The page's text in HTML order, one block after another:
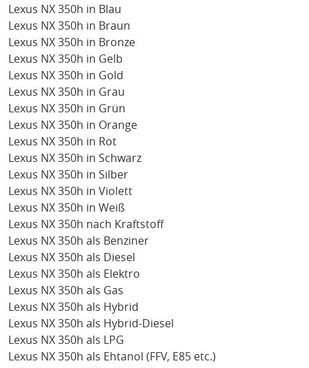
Lexus NX 350h in Blau
Lexus NX 350h in Braun
Lexus NX 350h in Bronze
Lexus NX 350h in Gelb
Lexus NX 350h in Gold
Lexus NX 350h in Grau
Lexus NX 350h in Grün
Lexus NX 350h in Orange
Lexus NX 350h in Rot
Lexus NX 350h in Schwarz
Lexus NX 350h in Silber
Lexus NX 350h in Violett
Lexus NX 350h in Weiß
Lexus NX 350h nach Kraftstoff
Lexus NX 350h als Benziner
Lexus NX 350h als Diesel
Lexus NX 350h als Elektro
Lexus NX 350h als Gas
Lexus NX 350h als Hybrid
Lexus NX 350h als Hybrid-Diesel
Lexus NX 350h als LPG
Lexus NX 350h als Ehtanol (FFV, E85 etc.)